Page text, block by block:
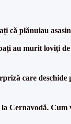
că plănuiau
au murit loviți
care deschide
Cernavodă. Cum